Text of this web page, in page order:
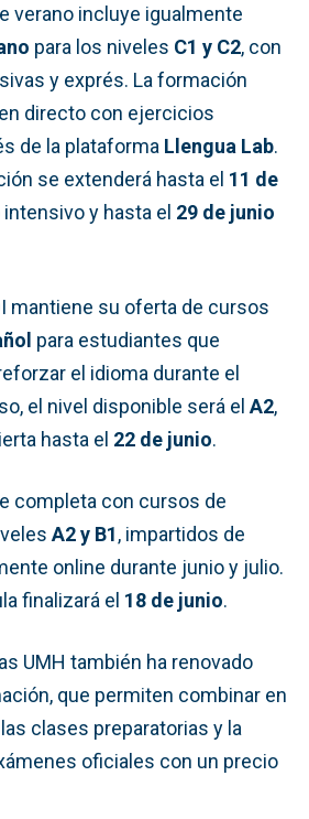
verano incluye igualmente
para los niveles C1 y C2, con
y exprés. La formación
directo con ejercicios
de la plataforma Llengua Lab.
se extenderá hasta el 11 de
y hasta el 29 de junio
mantiene su oferta de cursos
para estudiantes que
el idioma durante el
el nivel disponible será el A2,
hasta el 22 de junio.
completa con cursos de
A2 y B1, impartidos de
online durante junio y julio.
finalizará el 18 de junio.
UMH también ha renovado
que permiten combinar en
clases preparatorias y la
oficiales con un precio